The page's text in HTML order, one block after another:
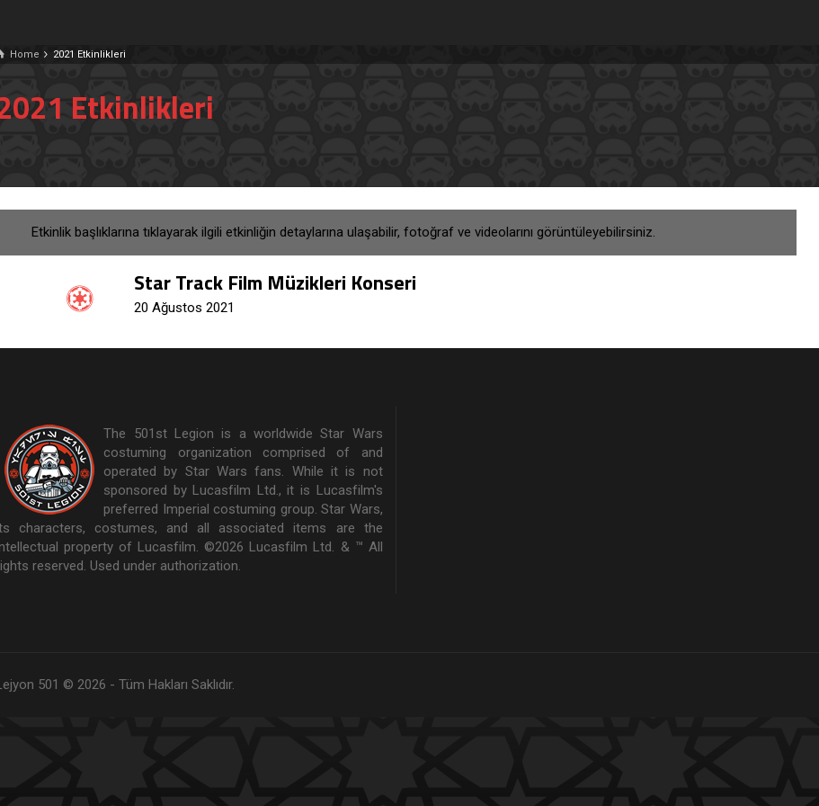
Home 2021 Etkinlikleri
Etkinlikleri
Etkinlik başlıklarına tıklayarak ilgili etkinliğin detaylarına ulaşabilir, fotoğraf ve videolarını görüntüleyebilirsiniz.
Star Track Film Müzikleri Konseri
20 Ağustos 2021
The 501st Legion is a worldwide Star Wars
costuming organization comprised of and
operated by Star Wars fans. While it is not
sponsored by Lucasfilm Ltd., it is Lucasfilm's
preferred Imperial costuming group. Star Wars,
characters, costumes, and all associated items are the
property of Lucasfilm. ©2026 Lucasfilm Ltd. & ™ All
reserved. Used under authorization.
501 © 2026 - Tüm Hakları Saklıdır.